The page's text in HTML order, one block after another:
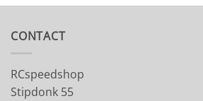
CONTACT
RCspeedshop
Stipdonk 55